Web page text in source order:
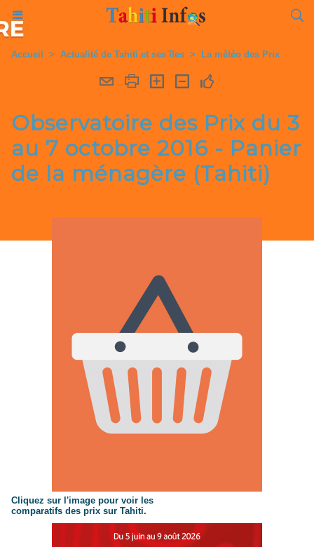
Accueil > Actualité de Tahiti et ses îles > La météo des Prix
Observatoire des Prix du 3
au 7 octobre 2016 - Panier
de la ménagère (Tahiti)
Cliquez sur l'image pour voir les
comparatifs des prix sur Tahiti.